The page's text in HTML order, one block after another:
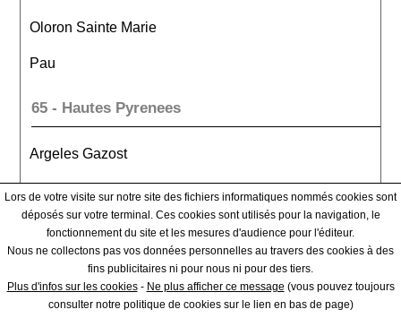
Oloron Sainte Marie
Pau
65 - Hautes Pyrenees
Argeles Gazost
Bagneres De Bigorre
Tarbes
66 - Pyrenees Orientales
Lors de votre visite sur notre site des fichiers informatiques nommés cookies sont
déposés sur votre terminal. Ces cookies sont utilisés pour la navigation, le
fonctionnement du site et les mesures d'audience pour l'éditeur.
Nous ne collectons pas vos données personnelles au travers des cookies à des
fins publicitaires ni pour nous ni pour des tiers.
Plus d'infos sur les cookies- Ne plus afficher ce message (vous pouvez toujours
consulter notre politique de cookies sur le lien en bas de page)